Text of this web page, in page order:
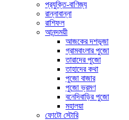
প্রযুক্তি-বাণিজ্য
রান্নাবান্না
রাশিফল
আনন্দময়ী
আজকের দশভূজা
গ্রামবাংলার পুজো
তারাদের পুজো
তাহাদের কথা
পুজো বাজার
পুজো ভ্রমণ
বনেদিবাড়ির পুজো
মহালয়া
ফোটো স্টোরি